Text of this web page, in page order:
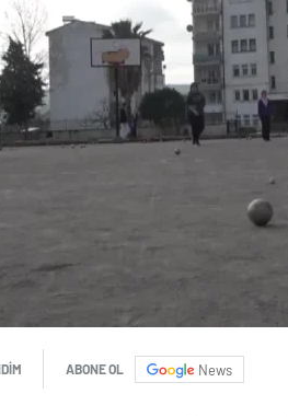
ABONE OL News